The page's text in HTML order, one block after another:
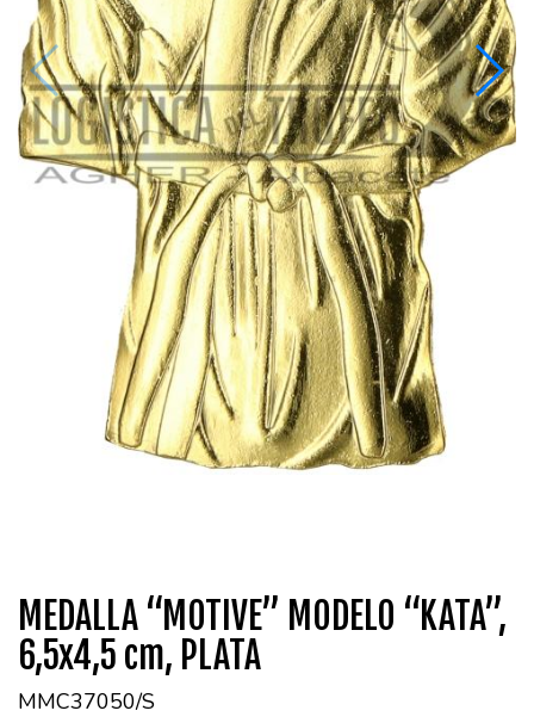
MEDALLA “MOTIVE” MODELO “KATA”,
6,5x4,5 cm, PLATA
MMC37050/S